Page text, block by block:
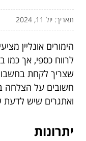
תאריך: יול 11, 2024
הימורים אונליין
לרווח כספי, אך כמו
שצריך לקחת
חשובים על הצלחה
ואתגרים שיש לדעת
יתרונות